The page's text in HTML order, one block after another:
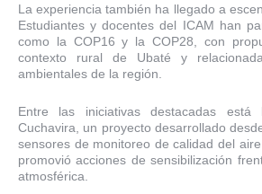
La experiencia también ha llegado a
Estudiantes y docentes del ICAM han
como la COP16 y la COP28, con
contexto rural de Ubaté y
ambientales de la región.
Entre las iniciativas destacadas
Cuchavira, un proyecto desarrollado
sensores de monitoreo de calidad del
promovió acciones de sensibilización
atmosférica.